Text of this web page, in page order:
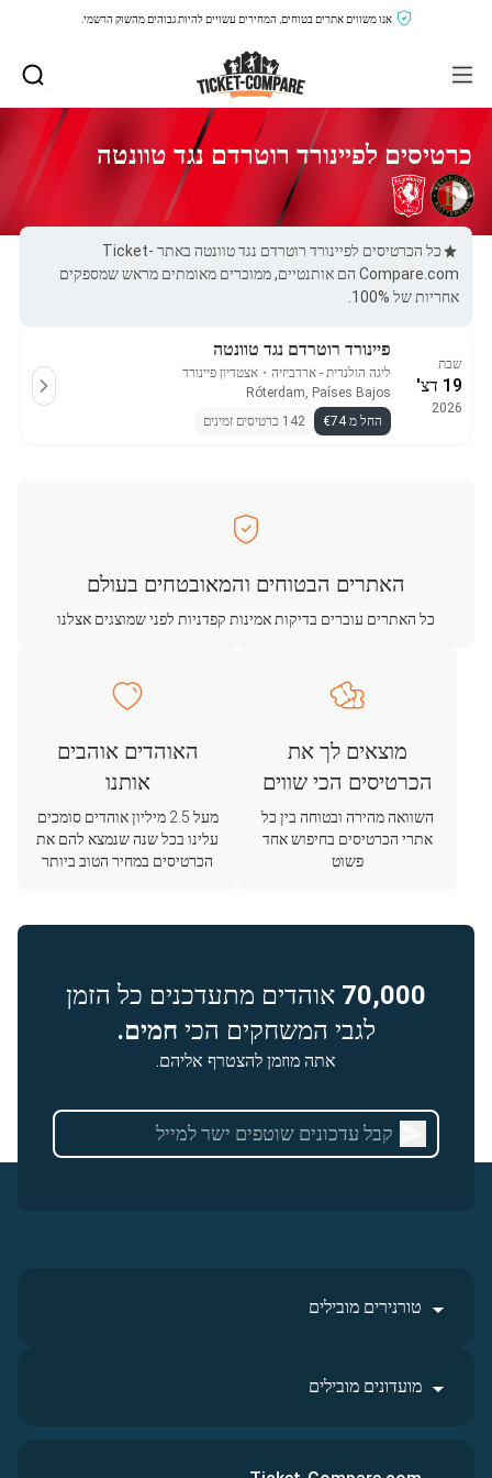
אנו משווים אתרים בטוחים, המחירים עשויים להיות גבוהים מהשוק הרשמי.
כרטיסים לפיינורד רוטרדם נגד טוונטה
כל הכרטיסים לפיינורד רוטרדם נגד טוונטה באתר Ticket-
Compare.com הם אותנטיים, ממוכרים מאומתים מראש שמספקים
אחריות של 100%.
שבת
19 דצ'
2026
פיינורד רוטרדם נגד טוונטה
ליגה הולנדית - ארדביזיה ・ אצטדיון פיינורד
Róterdam, Países Bajos
החל מ €74
142 כרטיסים זמינים
האתרים הבטוחים והמאובטחים בעולם
כל האתרים עוברים בדיקות אמינות קפדניות לפני שמוצגים אצלנו
מוצאים לך את
הכרטיסים הכי שווים
השוואה מהירה ובטוחה בין כל
אתרי הכרטיסים בחיפוש אחד
פשוט
האוהדים אוהבים
אותנו
מעל 2.5 מיליון אוהדים סומכים
עלינו בכל שנה שנמצא להם את
הכרטיסים במחיר הטוב ביותר
70,000 אוהדים מתעדכנים כל הזמן
לגבי המשחקים הכי חמים.
אתה מוזמן להצטרף אליהם.
טורנירים מובילים
מועדונים מובילים